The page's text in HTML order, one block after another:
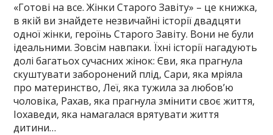
«Готові на все. Жінки Старого Завіту» – це книжка,
в якій ви знайдете незвичайні історії двадцяти
одної жінки, героїнь Старого Завіту. Вони не були
ідеальними. Зовсім навпаки. Їхні історії нагадують
долі багатьох сучасних жінок: Єви, яка прагнула
скуштувати заборонений плід, Сари, яка мріяла
про материнство, Леї, яка тужила за любов’ю
чоловіка, Рахав, яка прагнула змінити своє життя,
Іохаведи, яка намагалася врятувати життя
дитини…